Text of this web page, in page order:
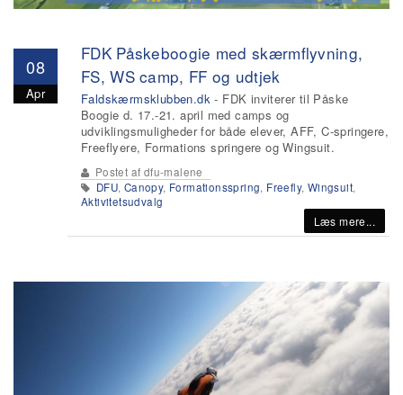
08
Apr
FDK Påskeboogie med skærmflyvning,
FS, WS camp, FF og udtjek
Faldskærmsklubben.dk - FDK inviterer til Påske
Boogie d. 17.-21. april med camps og
udviklingsmuligheder for både elever, AFF, C-springere,
Freeflyere, Formations springere og Wingsuit.
Postet af dfu-malene
DFU, Canopy, Formationsspring, Freefly, Wingsuit,
Aktivitetsudvalg
Læs mere...